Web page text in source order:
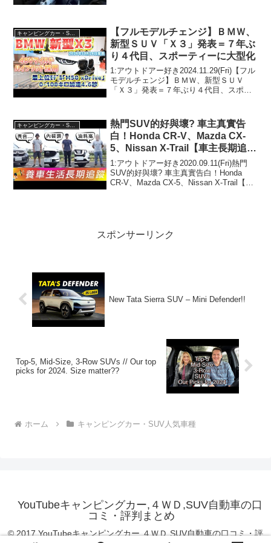
キャンピングカー・SUV人気車種
【フルモデルチェンジ】ＢＭＷ、
新型ＳＵＶ「Ｘ３」発表＝７年ぶ
り４代目、スポーティーに大型化
1:アウトドアー好き2024.11.29(Fri)【フル
モデルチェンジ】ＢＭＷ、新型ＳＵＶ
「Ｘ３」発表＝７年ぶり４代目、スポー
き2024.11.29(Fri)この動画は...
キャンピングカー・SUV人気車種
熱門SUV的好與壞? 車主真實告
白！Honda CR-V、Mazda CX-
5、Nissan X-Trail【車主長期追蹤
Ep2】
1:アウトドアー好き2020.09.11(Fri)熱門
SUV的好與壞? 車主真實告白！Honda
CR-V、Mazda CX-5、Nissan X-Trail【車
スポンサーリンク
New Tata Sierra SUV – Mini Defender!!
Top-5, Mid-Size, 3-Row SUVs // Our top
picks for 2024. Size matter??
ホーム キャンピングカー・SUV人気車種
YouTubeキャンピングカー,４ＷＤ,SUV自動車の口
コミ・評判まとめ
© 2017 YouTubeキャンピングカー,４ＷＤ,SUV自動車の口コミ・評